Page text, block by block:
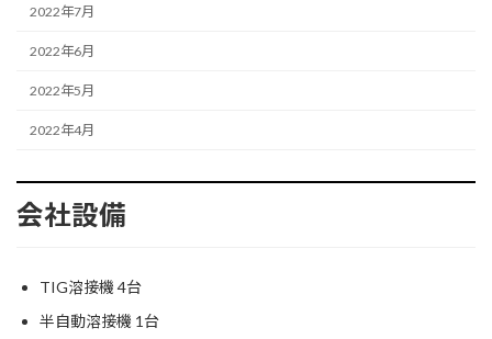
2022年7月
2022年6月
2022年5月
2022年4月
会社設備
TIG溶接機 4台
半自動溶接機 1台